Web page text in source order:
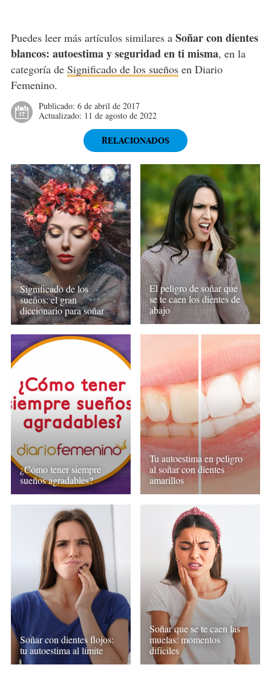
Puedes leer más artículos similares a Soñar con dientes
blancos: autoestima y seguridad en ti misma, en la
categoría de Significado de los sueñosen Diario
Femenino.
Publicado: 6 de abril de 2017
Actualizado: 11 de agosto de 2022
RELACIONADOS
Significado de los
sueños: el gran
diccionario para soñar
El peligro de soñar que
se te caen los dientes de
abajo
¿Cómo tener siempre
sueños agradables?
Tu autoestima en peligro
al soñar con dientes
amarillos
Soñar con dientes flojos:
tu autoestima al límite
Soñar que se te caen las
muelas: momentos
difíciles